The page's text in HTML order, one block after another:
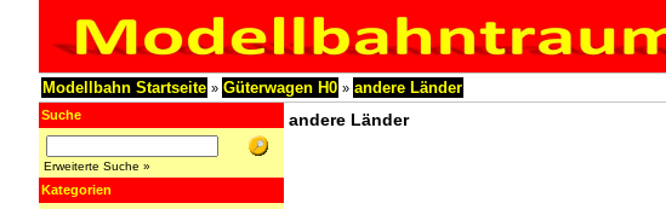
Modellbahn Startseite » Güterwagen H0 » andere Länder
Suche
Erweiterte Suche »
Kategorien
andere Länder